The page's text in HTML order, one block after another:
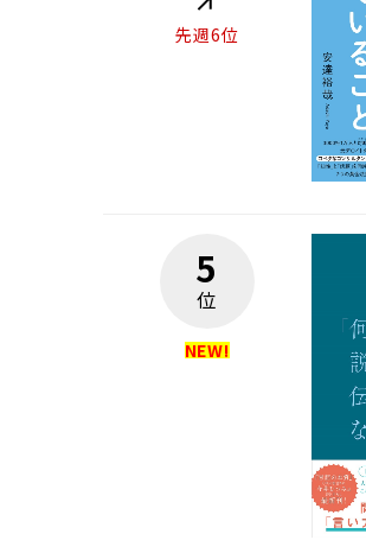
先週6位
5
位